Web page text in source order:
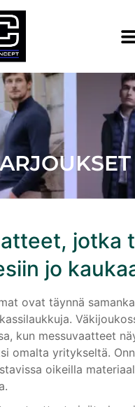
jotka
jo
ovat täynnä
kun messuvaatteet
omalta yritykseltä.
oikeilla